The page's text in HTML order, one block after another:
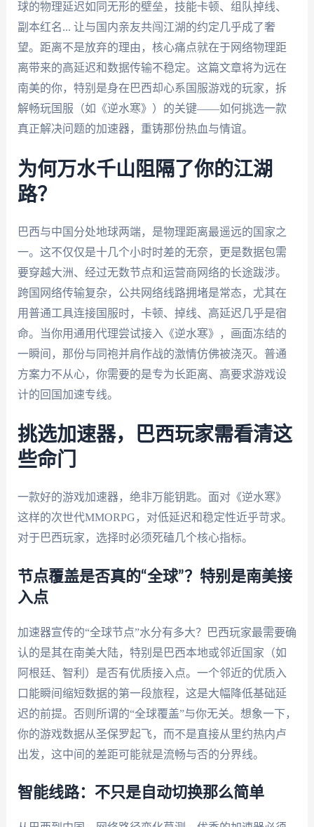
球的物理延迟如同无形的壁垒，技能卡顿、组队掉线、
副本红名... 让与国内亲友共闯江湖的约定几乎成了奢
望。距离不是放弃的理由，核心痛点就在于网络物理距
离带来的高延迟和数据传输不稳定。这篇文章将为远在
南美的你，特别是身在巴西却心系国服游戏的玩家，拆
解畅玩国服（如《逆水寒》）的关键——如何挑选一款
真正解决问题的加速器，重铸那份热血与情谊。
为何万水千山阻隔了你的江湖
路？
巴西与中国分处地球两端，是物理距离最遥远的国家之
一。这不仅仅是十几个小时时差的无奈，更是数据包需
要穿越大洲、经过无数节点和运营商网络的长途跋涉。
跨国网络传输复杂，公共网络线路拥堵是常态，尤其在
用普通工具连接国服时，卡顿、掉线、高延迟几乎是宿
命。当你用通用代理尝试接入《逆水寒》，画面冻结的
一瞬间，那份与同袍并肩作战的激情仿佛被浇灭。普通
方案力不从心，你需要的是专为长距离、高要求游戏设
计的回国加速专线。
挑选加速器，巴西玩家需看清这
些命门
一款好的游戏加速器，绝非万能钥匙。面对《逆水寒》
这样的次世代MMORPG，对低延迟和稳定性近乎苛求。
对于巴西玩家，选择时必须死磕几个核心指标。
节点覆盖是否真的“全球”？特别是南美接
入点
加速器宣传的“全球节点”水分有多大？巴西玩家最需要确
认的是其在南美大陆，特别是巴西本地或邻近国家（如
阿根廷、智利）是否有优质接入点。一个邻近的优质入
口能瞬间缩短数据的第一段旅程，这是大幅降低基础延
迟的前提。否则所谓的“全球覆盖”与你无关。想象一下，
你的游戏数据从圣保罗起飞，而不是直接从里约热内卢
出发，这中间的差距可能就是流畅与否的分界线。
智能线路：不只是自动切换那么简单